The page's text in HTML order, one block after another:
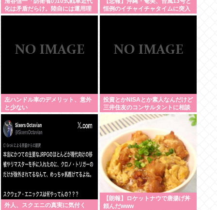
化は矛盾だらけ。陸自には運用理
念もコスト意識もない」
恒例のイチャイチャタイムに突入
www
左ハンドル車のデメリット、意外
と少ない
投資とかNISAとか素人なんだけど
三井住友のコンサルタントに相談
した方がいいのか？
外人、スクエニの真実に気付く
【朗報】ロケットナウで唐揚げ丼
頼んだwww